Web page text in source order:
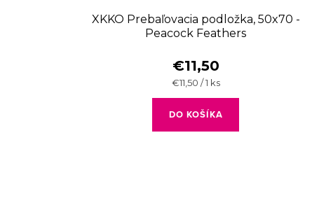
XKKO Prebaľovacia podložka, 50x70 -
Peacock Feathers
€11,50
Jednotková
cena:
€11,50 / 1 ks
DO KOŠÍKA